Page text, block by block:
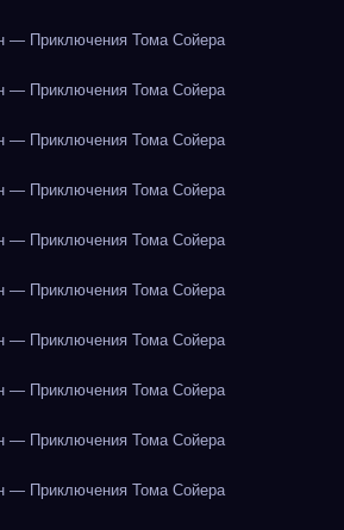
— Приключения Тома Сойера
— Приключения Тома Сойера
— Приключения Тома Сойера
— Приключения Тома Сойера
— Приключения Тома Сойера
— Приключения Тома Сойера
— Приключения Тома Сойера
— Приключения Тома Сойера
— Приключения Тома Сойера
— Приключения Тома Сойера